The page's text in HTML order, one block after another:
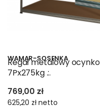
WAMAR-SOSENKA
Regał metalowy
7Px275kg .:.
769,00 zł
625,20 złnetto